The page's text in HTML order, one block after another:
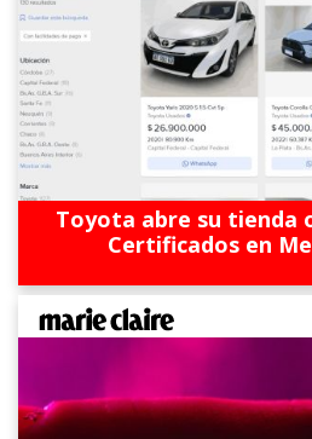
Toyota abre su tienda
Certificados en